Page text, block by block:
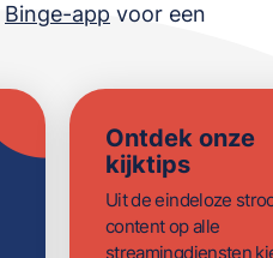
Binge-app voor een
Ontdek onze
kijktips
Uit de eindeloze
content op alle
streamingdiensten